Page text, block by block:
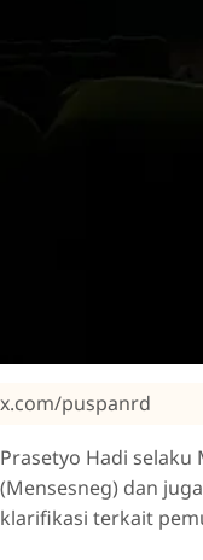
x.com/puspanrd
Prasetyo Hadi
(Mensesneg) dan
klarifikasi terkait